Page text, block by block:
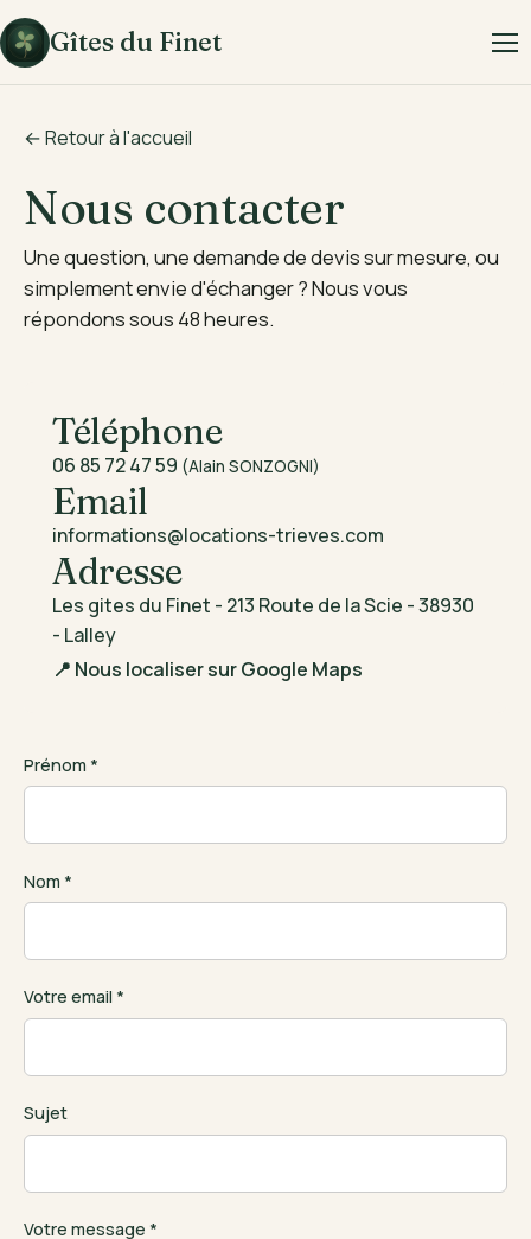
Gîtes du Finet
← Retour à l'accueil
Nous contacter
Une question, une demande de devis sur mesure, ou
simplement envie d'échanger ? Nous vous
répondons sous 48 heures.
Téléphone
06 85 72 47 59 (Alain SONZOGNI)
Email
informations@locations-trieves.com
Adresse
Les gites du Finet - 213 Route de la Scie - 38930
- Lalley
📍 Nous localiser sur Google Maps
Prénom *
Nom *
Votre email *
Sujet
Votre message *